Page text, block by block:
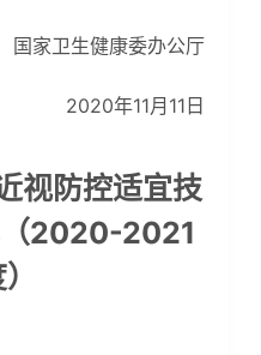
国家卫生健康委办公厅
2020年11月11日
视防控适宜技
（2020-2021